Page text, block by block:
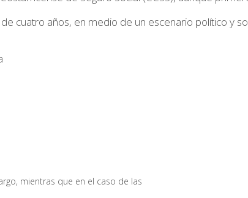
cuatro años, en medio de un escenario político y
mientras que en el caso de las